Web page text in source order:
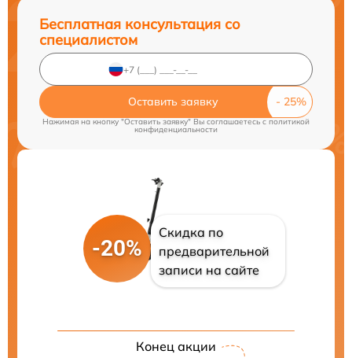
Бесплатная консультация со
специалистом
Оставить заявку
Нажимая на кнопку "Оставить заявку" Вы соглашаетесь cполитикой
конфиденциальности
-20%
Скидка по
предварительной
записи на сайте
Конец акции